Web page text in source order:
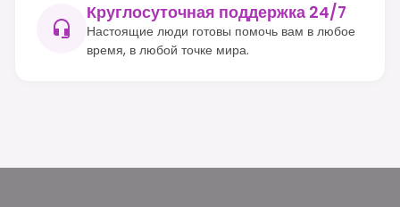
Круглосуточная поддержка 24/7
Настоящие люди готовы помочь вам в любое
время, в любой точке мира.